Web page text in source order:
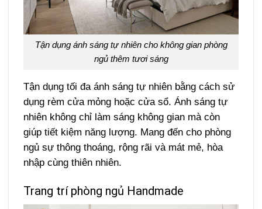
Tận dụng ánh sáng tự nhiên cho không gian phòng
ngủ thêm tươi sáng
Tận dụng tối đa ánh sáng tự nhiên bằng cách sử
dụng rèm cửa mỏng hoặc cửa sổ. Ánh sáng tự
nhiên không chỉ làm sáng không gian mà còn
giúp tiết kiệm năng lượng. Mang đến cho phòng
ngủ sự thông thoáng, rộng rãi và mát mẻ, hòa
nhập cùng thiên nhiên.
Trang trí phòng ngủ Handmade